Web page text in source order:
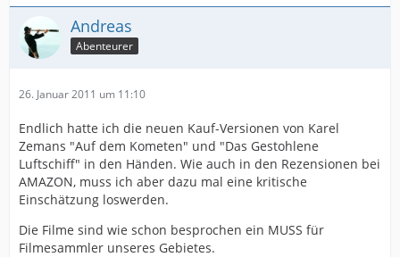
Andreas
Abenteurer
26. Januar 2011 um 11:10
Endlich hatte ich die neuen Kauf-Versionen von Karel
Zemans "Auf dem Kometen" und "Das Gestohlene
Luftschiff" in den Händen. Wie auch in den Rezensionen bei
AMAZON, muss ich aber dazu mal eine kritische
Einschätzung loswerden.
Die Filme sind wie schon besprochen ein MUSS für
Filmesammler unseres Gebietes.